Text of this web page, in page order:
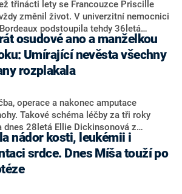
třinácti lety se Francouzce Priscille
změnil život. V univerzitní nemocnici
podstoupila tehdy 36letá
matka interrupci, kvůli chybě lékařů však
šoku. Následky má dosud každý
byly jí amputovány všechny končetiny.
pro média hovoří o tom, jak byla
a „ponechána napospas smrti“.
nyní stanuli před soudem.
Umírající nevěsta všechny
rozplakala
operace a nakonec amputace
Takové schéma léčby za tři roky
dnes 28letá Ellie Dickinsonová z
Lékaři jí osteosarkom – rakovinu
v roce 2021 ve čtvrtém stadiu.
však postupuje, rozšířila se do páteře
ochrnuje. Ani boj s rakovinou však
v tom, aby si naplánovala
nádor kosti, leukémii i
srdce. Dnes Míša touží po